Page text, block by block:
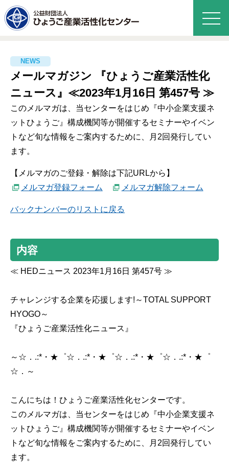
メールマガジン 『ひょうご産業活性化
ニュース』≪2023年1月16日 第457号 ≫
このメルマガは、当センターをはじめ『中小企業支援ネ
ットひょうご』構成機関等が開催するセミナーやイベン
トなど旬な情報をご案内するために、月2回発行してい
ます。
【メルマガのご登録・解除は下記URLから】
メルマガ登録フォーム
メルマガ解除フォーム
バックナンバーのリストに戻る
内容
≪ HEDニュース 2023年1月16日 第457号 ≫
チャレンジする企業を応援します!～TOTAL SUPPORT
HYOGO～
『ひょうご産業活性化ニュース』
～☆．.:*・★゜☆．.:*・★゜☆．.:*・★゜☆．.:*・★゜
☆．～
こんにちは！ひょうご産業活性化センターです。
このメルマガは、当センターをはじめ『中小企業支援ネ
ットひょうご』構成機関等が開催するセミナーやイベン
トなど旬な情報をご案内するために、月2回発行してい
ます。